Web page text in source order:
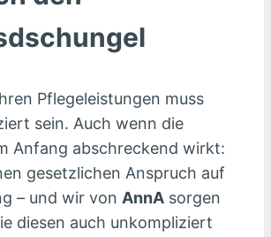
Pflegeleistungen muss
sein. Auch wenn die
Anfang abschreckend wirkt:
gesetzlichen Anspruch auf
– und wir von AnnA sorgen
diesen auch unkompliziert